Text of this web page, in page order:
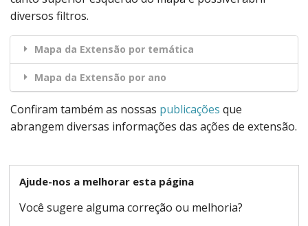
diversos filtros.
Mapa da Extensão por temática
Mapa da Extensão por ano
Confiram também as nossas publicações que
abrangem diversas informações das ações de extensão.
Ajude-nos a melhorar esta página
Você sugere alguma correção ou melhoria?